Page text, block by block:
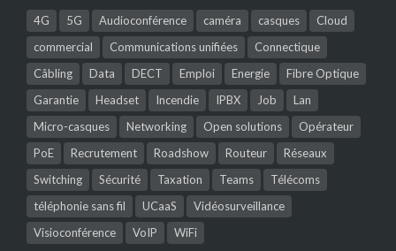
4G 5G Audioconférence caméra casques
Cloud
commercial
Communications unifiées
Connectique
Câbling
Data DECT Emploi Energie
Fibre Optique
Garantie
Headset Incendie IPBX Job
Lan
Micro-casques
Networking Open solutions
Opérateur
PoE
Recrutement Roadshow Routeur
Réseaux
Switching
Sécurité Taxation Teams
Télécoms
téléphonie sans fil
UCaaS
Vidéosurveillance
Visioconférence
VoIP WiFi